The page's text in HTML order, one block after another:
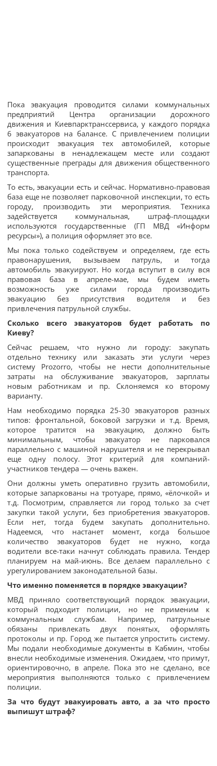
Пока эвакуация проводится силами коммунальных
предприятий Центра организации дорожного
движения и Киевпарктранссервиса, у каждого порядка
6 эвакуаторов на балансе. С привлечением полиции
происходит эвакуация тех автомобилей, которые
запаркованы в ненадлежащем месте или создают
существенные преграды для движения общественного
транспорта.
То есть, эвакуации есть и сейчас. Нормативно-правовая
база еще не позволяет парковочной инспекции, то есть
городу, производить эти мероприятия. Техника
задействуется коммунальная, штраф-площадки
используются государственные (ГП МВД «Информ
ресурсы»), а полиция оформляет это все.
Мы пока только содействуем и определяем, где есть
правонарушения, вызываем патруль, и тогда
автомобиль эвакуируют. Но когда вступит в силу вся
правовая база в апреле-мае, мы будем иметь
возможность уже силами города производить
эвакуацию без присутствия водителя и без
привлечения патрульной службы.
Сколько всего эвакуаторов будет работать по
Киеву?
Сейчас решаем, что нужно ли городу: закупать
отдельно технику или заказать эти услуги через
систему Prozorro, чтобы не нести дополнительные
затраты на обслуживание эвакуаторов, зарплаты
новым работникам и пр. Склоняемся ко второму
варианту.
Нам необходимо порядка 25-30 эвакуаторов разных
типов: фронтальной, боковой загрузки и т.д. Время,
которое тратится на эвакуацию, должно быть
минимальным, чтобы эвакуатор не парковался
параллельно с машиной нарушителя и не перекрывал
еще одну полосу. Этот критерий для компаний-
участников тендера — очень важен.
Они должны уметь оперативно грузить автомобили,
которые запаркованы на тротуаре, прямо, «ёлочкой» и
т.д. Посмотрим, справляется ли город только за счет
закупки такой услуги, без приобретения эвакуаторов.
Если нет, тогда будем закупать дополнительно.
Надеемся, что настанет момент, когда большое
количество эвакуаторов будет не нужно, когда
водители все-таки начнут соблюдать правила. Тендер
планируем на май-июнь. Все делаем параллельно с
урегулированием законодательной базы.
Что именно поменяется в порядке эвакуации?
МВД приняло соответствующий порядок эвакуации,
который подходит полиции, но не применим к
коммунальным службам. Например, патрульные
обязаны привлекать двух понятых, оформлять
протоколы и пр. Город же пытается упростить систему.
Мы подали необходимые документы в Кабмин, чтобы
внесли необходимые изменения. Ожидаем, что примут,
ориентировочно, в апреле. Пока это не сделано, все
мероприятия выполняются только с привлечением
полиции.
За что будут эвакуировать авто, а за что просто
выпишут штраф?